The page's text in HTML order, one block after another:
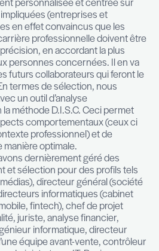
activités en couvrant ses
(CFO et Legal Director).
de mandats
techniques proactives de
annonces, référencement,
utilisés permet- tent d’offrir,
la visibilité à un poste pour
le marché, ou bien de
pour des
approche (top
personnalisée et
impliquées (entreprises
en effet convaincus
la carrière professionnelle
et précision, en accordant
aux personnes
des futurs collaborateurs